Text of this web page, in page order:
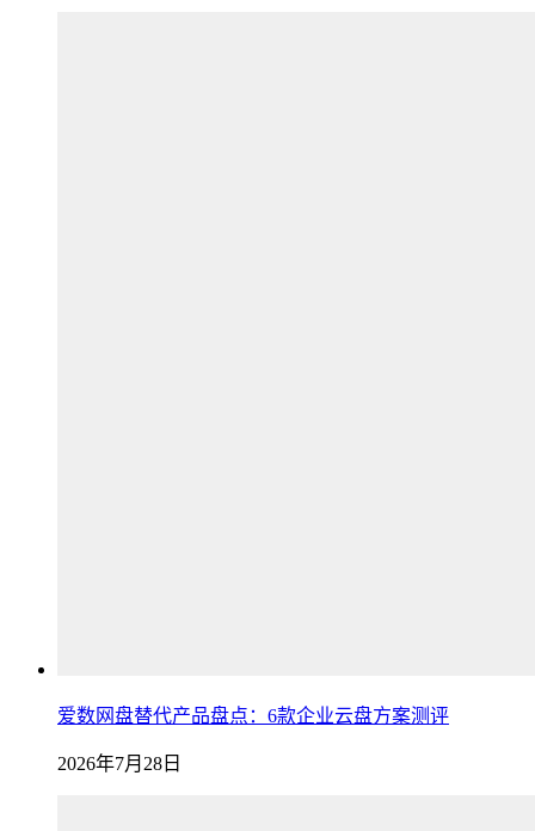
爱数网盘替代产品盘点：6款企业云盘方案测评
2026年7月28日